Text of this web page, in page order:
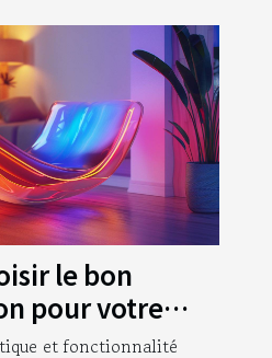
le bon
pour votre
et fonctionnalité